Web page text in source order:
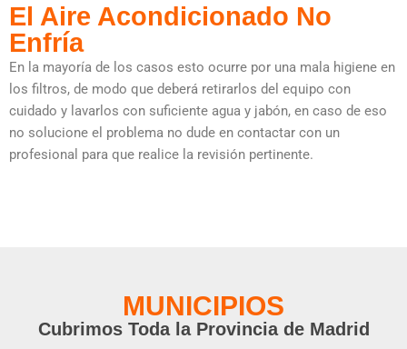
El Aire Acondicionado No
Enfría
En la mayoría de los casos esto ocurre por una mala higiene en
los filtros, de modo que deberá retirarlos del equipo con
cuidado y lavarlos con suficiente agua y jabón, en caso de eso
no solucione el problema no dude en contactar con un
profesional para que realice la revisión pertinente.
MUNICIPIOS
Cubrimos Toda la Provincia de Madrid